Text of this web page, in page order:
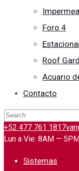
Foro 4
Roof
Acuario
Contacto
Search
for:
+52 477 761 1817
Lun a Vie: 8AM —
Sistemas